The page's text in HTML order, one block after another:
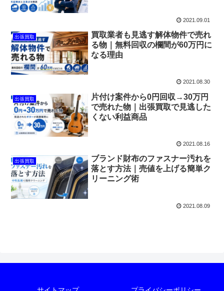
2021.09.01
出張買取
買取業者も見逃す解体物件で売れ
る物｜無料回収の欄間が60万円に
なる理由
2021.08.30
出張買取
片付け案件から0円回収→30万円
で売れた物｜出張買取で見逃した
くない利益商品
2021.08.16
出張買取
ブランド財布のファスナー汚れを
落とす方法｜売値を上げる簡単ク
リーニング術
2021.08.09